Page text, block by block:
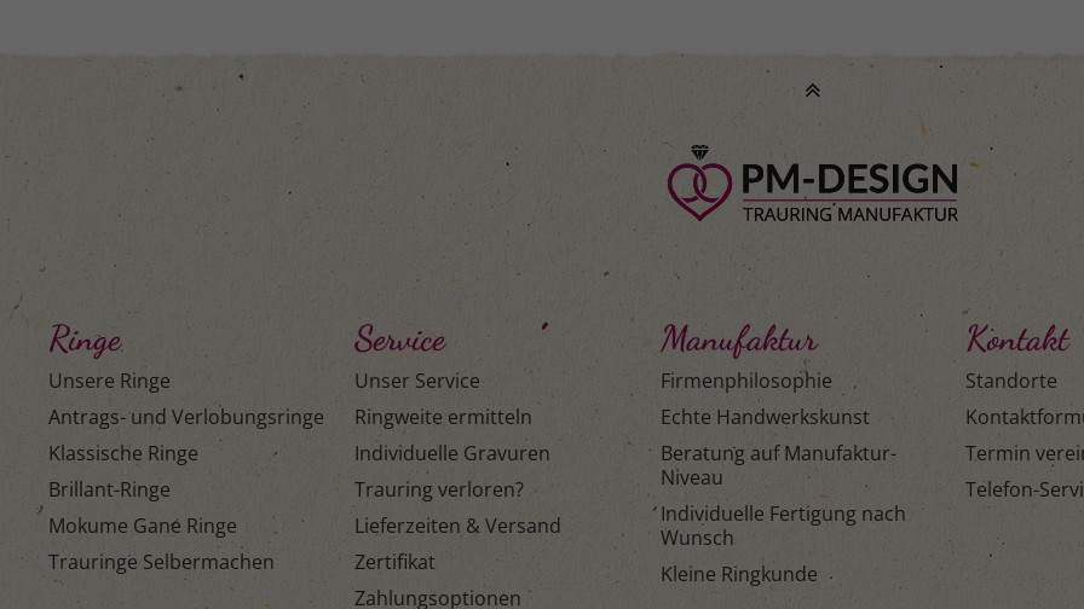
Ringe
Unsere Ringe
Antrags- und Verlobungsringe
Klassische Ringe
Brillant-Ringe
Mokume Gane Ringe
Trauringe Selbermachen
Service
Unser Service
Ringweite ermitteln
Individuelle Gravuren
Trauring verloren?
Lieferzeiten & Versand
Zertifikat
Zahlungsoptionen
Manufaktur
Firmenphilosophie
Echte Handwerkskunst
Beratung auf Manufaktur-
Niveau
Individuelle Fertigung nach
Wunsch
Kleine Ringkunde
Kontakt
Standorte
Termin
Telefon-